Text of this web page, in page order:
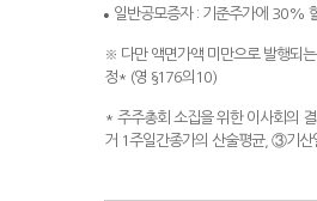
일반공모증자 : 기준주가에 30%
※ 다만 액면가액 미만으로 발행되
정* (영 §176의10)
* 주주총회 소집을 위한 이사회의
거 1주일간종가의 산술평균, ③기산